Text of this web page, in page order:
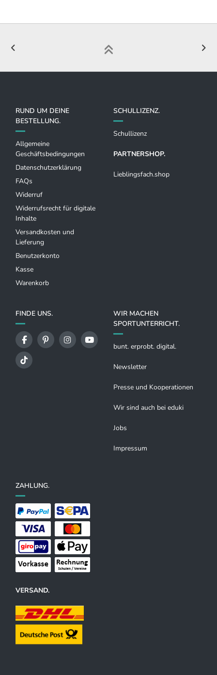
RUND UM DEINE
BESTELLUNG.
Allgemeine
Geschäftsbedingungen
Datenschutzerklärung
FAQs
Widerruf
Widerrufsrecht für digitale
Inhalte
Versandkosten und
Lieferung
Benutzerkonto
Kasse
Warenkorb
SCHULLIZENZ.
Schullizenz
PARTNERSHOP.
Lieblingsfach.shop
FINDE UNS.
WIR MACHEN
SPORTUNTERRICHT.
bunt. erprobt. digital.
Newsletter
Presse und Kooperationen
Wir sind auch bei eduki
Jobs
Impressum
ZAHLUNG.
VERSAND.